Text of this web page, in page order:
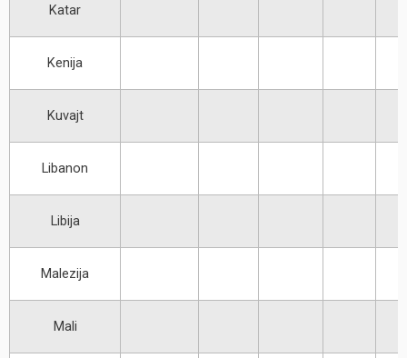
Katar
Kenija
Kuvajt
Libanon
Libija
Malezija
Mali